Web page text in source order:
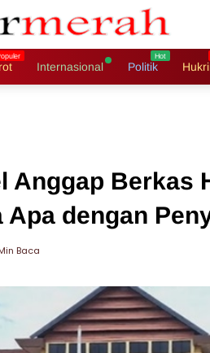
Internasional Politik
Anggap Berkas
Apa dengan
Baca